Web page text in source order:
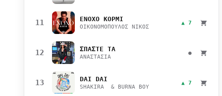
11 ΕΝΟΧΟ ΚΟΡΜΙ
ΟΙΚΟΝΟΜΟΠΟΥΛΟΣ ΝΙΚΟΣ
▲ 7
12 ΣΠΑΣΤΕ ΤΑ
ΑΝΑΣΤΑΣΙΑ
●
13 DAI DAI
SHAKIRA & BURNA BOY
▲ 7